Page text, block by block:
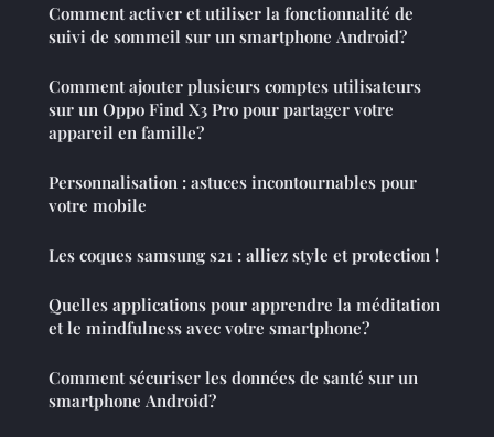
Comment activer et utiliser la fonctionnalité de
suivi de sommeil sur un smartphone Android?
Comment ajouter plusieurs comptes utilisateurs
sur un Oppo Find X3 Pro pour partager votre
appareil en famille?
Personnalisation : astuces incontournables pour
votre mobile
Les coques samsung s21 : alliez style et protection !
Quelles applications pour apprendre la méditation
et le mindfulness avec votre smartphone?
Comment sécuriser les données de santé sur un
smartphone Android?